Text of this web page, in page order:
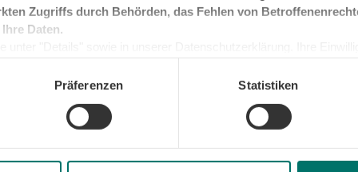
Zugriffs durch Behörden, das Fehlen von
Daten.
Minimum, um die Seite betreiben zu können.
Präferenzen Statistiken
машина
напълните. Разходът
е винаги един и същ.
много уреди, напр.
ресивери и DSL
изключвайте тези
електрическата